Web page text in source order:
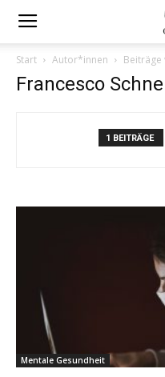
Start Autor*innen Beiträge
Francesco
1 BEITRÄGE
Mentale Gesundheit